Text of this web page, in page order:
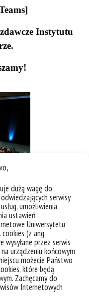
dużą wagę do
serwisy
umożliwienia
ustawień
Uniwersytetu
(z ang.
przez serwis
urządzeniu końcowym
możecie Państwo
które będą
Zachęcamy do
Internetowych
Instytutu